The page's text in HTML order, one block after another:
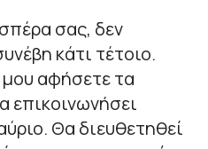
σας, δεν
κάτι τέτοιο.
αφήσετε τα
επικοινωνήσει
Θα διευθετηθεί